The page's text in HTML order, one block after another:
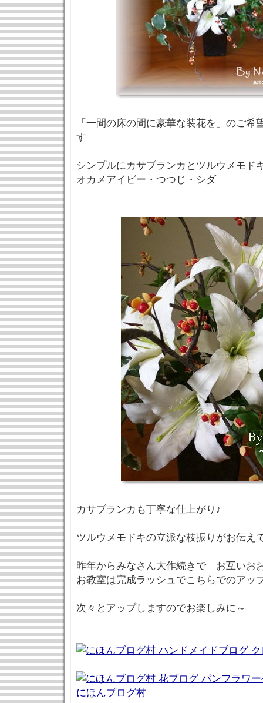
「一間の床の間に豪華な装花を」のご希
す
シンプルにカサブランカとツルウメモド
オカメアイビー・つつじ・シダ
カサブランカも丁寧な仕上がり♪
ツルウメモドキの立派な枝振りがお伝え
昨年からみなさん大作続きで お互いお
お教室は完成ラッシュでこちらでのアッ
次々とアップしますのでお楽しみに～
にほんブログ村